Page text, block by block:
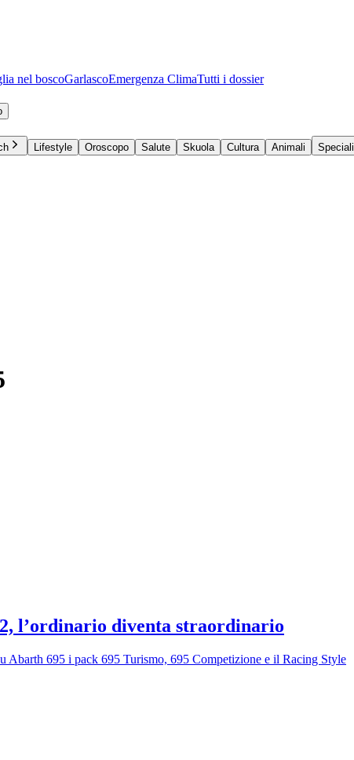
nel boscoGarlascoEmergenza ClimaTutti i dossier
Lifestyle Oroscopo Salute Skuola Cultura Animali
Speciali
lʼordinario diventa straordinario
Abarth 695 i pack 695 Turismo, 695 Competizione e il Racing Style